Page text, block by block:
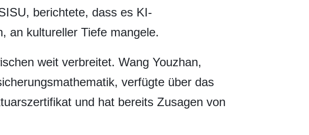
berichtete, dass es KI-
an kultureller Tiefe mangele.
weit verbreitet. Wang Youzhan,
verfügte über das
und hat bereits Zusagen von